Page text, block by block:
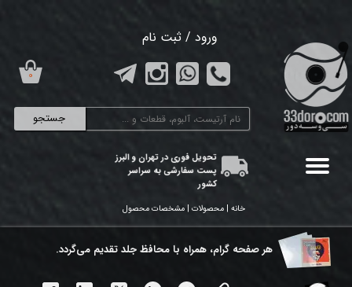
جستجو
ورود / ثبت نام
تغییر گذر واژه
سفارشات
تحویل فوری در تهران و البرز
پست سفارشی به سراسر
کشور
۰
خانه | محصولات | مشخصات محصول
هر ​صفحه گرام، همراه با محافظ جلد تقدیم می‌گردد.